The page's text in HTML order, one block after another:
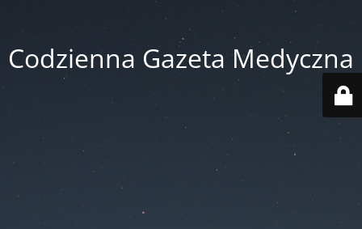
Codzienna Gazeta Medyczna